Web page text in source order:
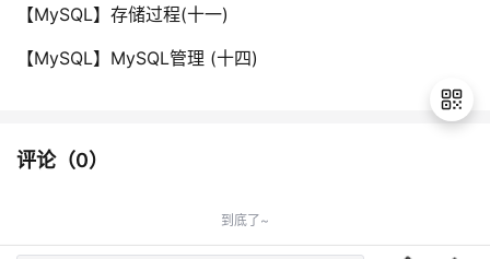
【MySQL】存储过程(十一)
【MySQL】MySQL管理 (十四)
评论（0）
到底了~